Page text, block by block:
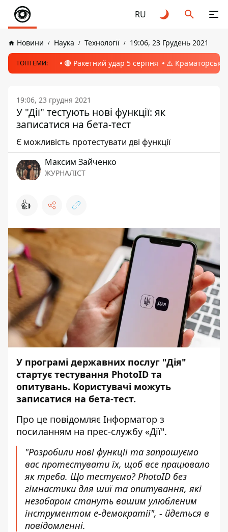
RU
Новини Наука Технології 19:06, 23 Грудень 2021
ТОПТЕМИ: 🔴 Ракетний удар 5 серпня ⚠️ Краматорськ,
19:06, 23 грудня 2021
У "Дії" тестують нові функції: як
записатися на бета-тест
Є можливість протестувати дві функції
Максим Зайченко
ЖУРНАЛІСТ
👍
У програмі державних послуг "Дія"
стартує тестування PhotoID та
опитувань. Користувачі можуть
записатися на бета-тест.
Про це повідомляє Інформатор з
посиланням на прес-службу «Дії".
"Розробили нові функції та запрошуємо
вас протестувати їх, щоб все працювало
як треба. Що тестуємо? PhotoID без
гімнастики для шиї та опитування, які
незабаром стануть вашим улюбленим
інструментом е-демократії", - йдеться в
повідомленні.